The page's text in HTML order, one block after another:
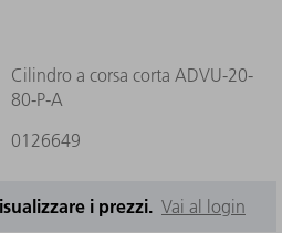
Cilindro a corsa corta ADVU-20-
80-P-A
0126649
i prezzi. Vai al login